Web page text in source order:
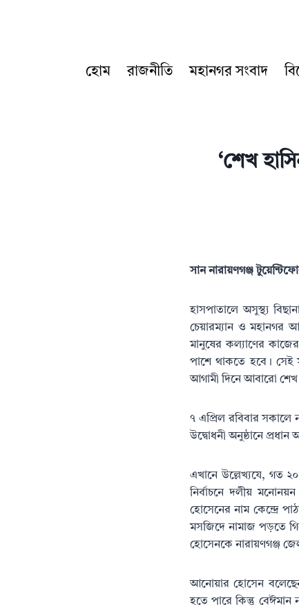
হোম
রাজনীতি মহানগর সংবাদ
‘শেখ
সান নারায়ণগঞ্জ
হাসপাতালে অসুস্থ্য
চেয়ারম্যান ও মহানগর
মানুষের কল্যাণের কাজের
পাশে থাকতে হবে। সেই
আগামী দিনে আবারো শেখ
৭ এপ্রিল রবিবার সকালে
উদ্বোধনী অনুষ্ঠানে
এখানে উল্লেখ্যযে, গত
নির্বাচনে দলীয়
হোসেনের নাম কেন্দ্রে
মসজিদে নামাজ পড়তে
হোসেনকে নারায়ণগঞ্জ
আনোয়ার হোসেন বলেছেন,
হতে পারে কিন্তু বেঈমান